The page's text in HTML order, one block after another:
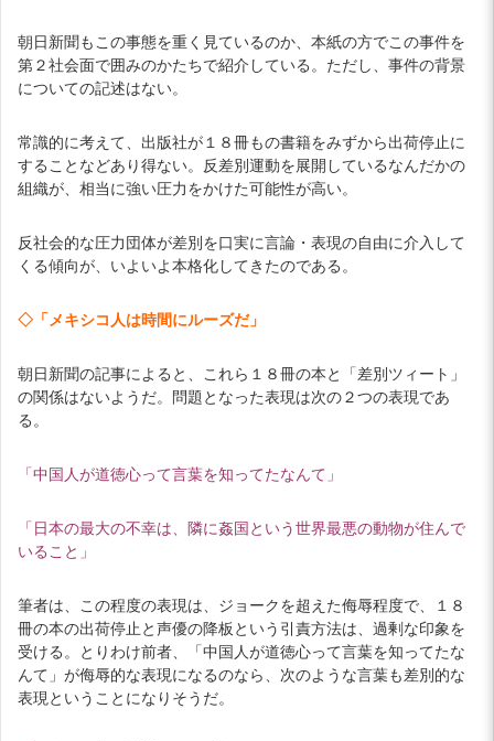
朝日新聞もこの事態を重く見ているのか、本紙の方でこの事件を
第２社会面で囲みのかたちで紹介している。ただし、事件の背景
についての記述はない。
常識的に考えて、出版社が１８冊もの書籍をみずから出荷停止に
することなどあり得ない。反差別運動を展開しているなんだかの
組織が、相当に強い圧力をかけた可能性が高い。
反社会的な圧力団体が差別を口実に言論・表現の自由に介入して
くる傾向が、いよいよ本格化してきたのである。
◇「メキシコ人は時間にルーズだ」
朝日新聞の記事によると、これら１８冊の本と「差別ツィート」
の関係はないようだ。問題となった表現は次の２つの表現であ
る。
「中国人が道徳心って言葉を知ってたなんて」
「日本の最大の不幸は、隣に姦国という世界最悪の動物が住んで
いること」
筆者は、この程度の表現は、ジョークを超えた侮辱程度で、１８
冊の本の出荷停止と声優の降板という引責方法は、過剰な印象を
受ける。とりわけ前者、「中国人が道徳心って言葉を知ってたな
んて」が侮辱的な表現になるのなら、次のような言葉も差別的な
表現ということになりそうだ。